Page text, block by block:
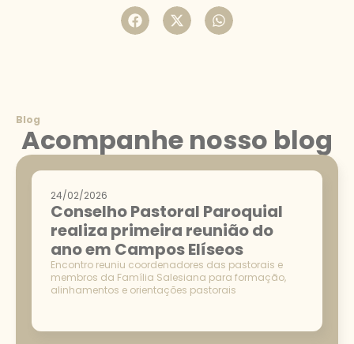
Blog
Acompanhe nosso blog
24/02/2026
Conselho Pastoral Paroquial
realiza primeira reunião do
ano em Campos Elíseos
Encontro reuniu coordenadores das pastorais e
membros da Família Salesiana para formação,
alinhamentos e orientações pastorais